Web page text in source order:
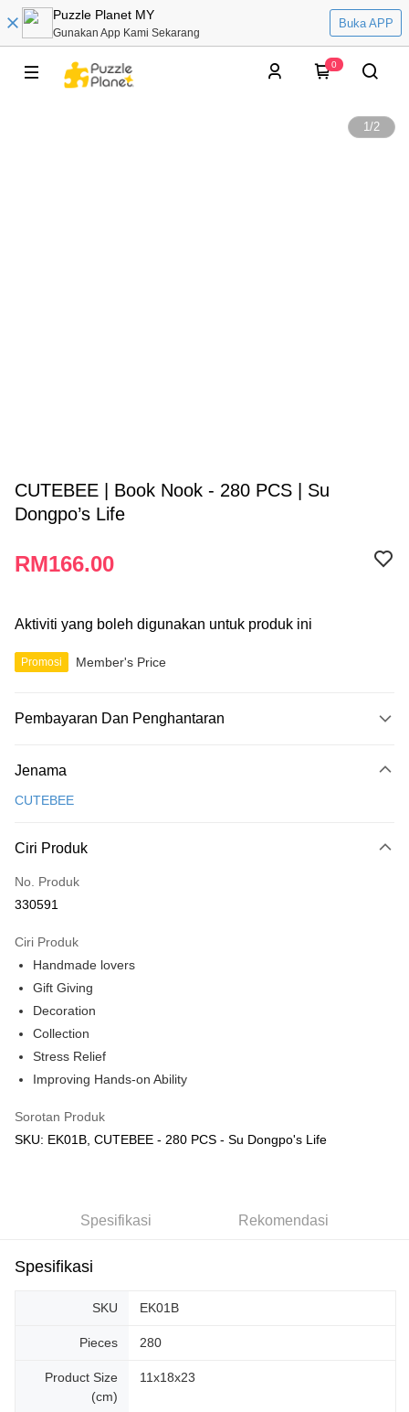
Puzzle Planet MY
Gunakan App Kami Sekarang
Buka APP
0
1/2
CUTEBEE | Book Nook - 280 PCS | Su
Dongpo’s Life
RM166.00
Aktiviti yang boleh digunakan untuk produk ini
Promosi Member's Price
Pembayaran Dan Penghantaran
Kad Kredit
Hanya menyokong Maybank, CIMB Bank, Public Bank, RHB Bank, Hong
Boost
GrabPay
Rumah penghantaran
Rumah penghantaran
Kedai pickup
Penghantaran percuma
Jenama
CUTEBEE
Ciri Produk
No. Produk
330591
Ciri Produk
Handmade lovers
Gift Giving
Decoration
Collection
Stress Relief
Improving Hands-on Ability
Sorotan Produk
SKU: EK01B, CUTEBEE - 280 PCS - Su Dongpo's Life
Spesifikasi Rekomendasi
Spesifikasi
SKU EK01B
Pieces 280
Product Size
(cm)
11x18x23